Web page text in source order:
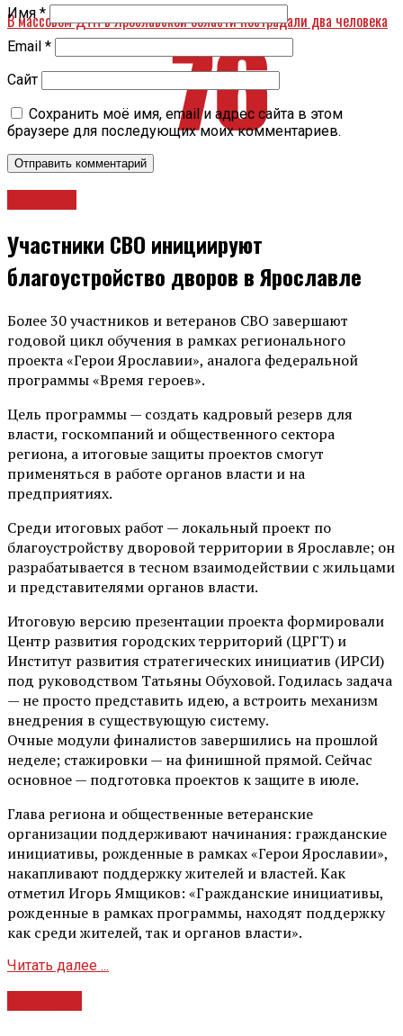
В массовом ДТП в Ярославской области пострадали два человека
Имя *
Email *
Сайт
Сохранить моё имя, email и адрес сайта в этом
браузере для последующих моих комментариев.
Участники СВО инициируют
благоустройство дворов в Ярославле
Более 30 участников и ветеранов СВО завершают
годовой цикл обучения в рамках регионального
проекта «Герои Ярославии», аналога федеральной
программы «Время героев».
Цель программы — создать кадровый резерв для
власти, госкомпаний и общественного сектора
региона, а итоговые защиты проектов смогут
применяться в работе органов власти и на
предприятиях.
Среди итоговых работ — локальный проект по
благоустройству дворовой территории в Ярославле; он
разрабатывается в тесном взаимодействии с жильцами
и представителями органов власти.
Итоговую версию презентации проекта формировали
Центр развития городских территорий (ЦРГТ) и
Институт развития стратегических инициатив (ИРСИ)
под руководством Татьяны Обуховой. Годилась задача
— не просто представить идею, а встроить механизм
внедрения в существующую систему.
Очные модули финалистов завершились на прошлой
неделе; стажировки — на финишной прямой. Сейчас
основное — подготовка проектов к защите в июле.
Глава региона и общественные ветеранские
организации поддерживают начинания: гражданские
инициативы, рожденные в рамках «Герои Ярославии»,
накапливают поддержку жителей и властей. Как
отметил Игорь Ямщиков: «Гражданские инициативы,
рожденные в рамках программы, находят поддержку
как среди жителей, так и органов власти».
Читать далее ...